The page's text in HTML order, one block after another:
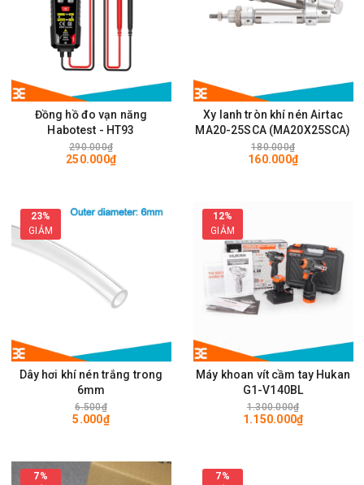
Đồng hồ đo vạn năng
Habotest - HT93
290.000₫
250.000₫
Xy lanh tròn khí nén Airtac
MA20-25SCA (MA20X25SCA)
180.000₫
160.000₫
23%
GIẢM
Dây hơi khí nén trắng trong
6mm
6.500₫
5.000₫
12%
GIẢM
Máy khoan vít cầm tay Hukan
G1-V140BL
1.300.000₫
1.150.000₫
7%
7%